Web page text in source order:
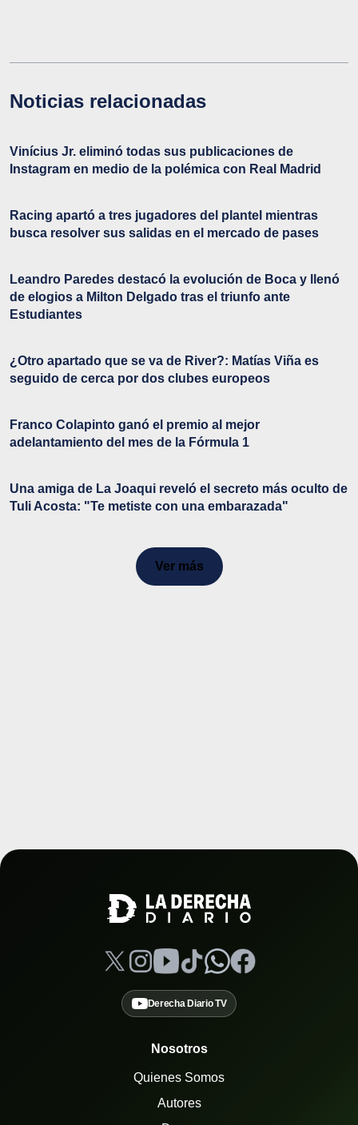
Noticias relacionadas
Vinícius Jr. eliminó todas sus publicaciones de
Instagram en medio de la polémica con Real Madrid
Racing apartó a tres jugadores del plantel mientras
busca resolver sus salidas en el mercado de pases
Leandro Paredes destacó la evolución de Boca y llenó
de elogios a Milton Delgado tras el triunfo ante
Estudiantes
¿Otro apartado que se va de River?: Matías Viña es
seguido de cerca por dos clubes europeos
Franco Colapinto ganó el premio al mejor
adelantamiento del mes de la Fórmula 1
Una amiga de La Joaqui reveló el secreto más oculto de
Tuli Acosta: "Te metiste con una embarazada"
Ver más
Derecha Diario TV
Nosotros
Quienes Somos
Autores